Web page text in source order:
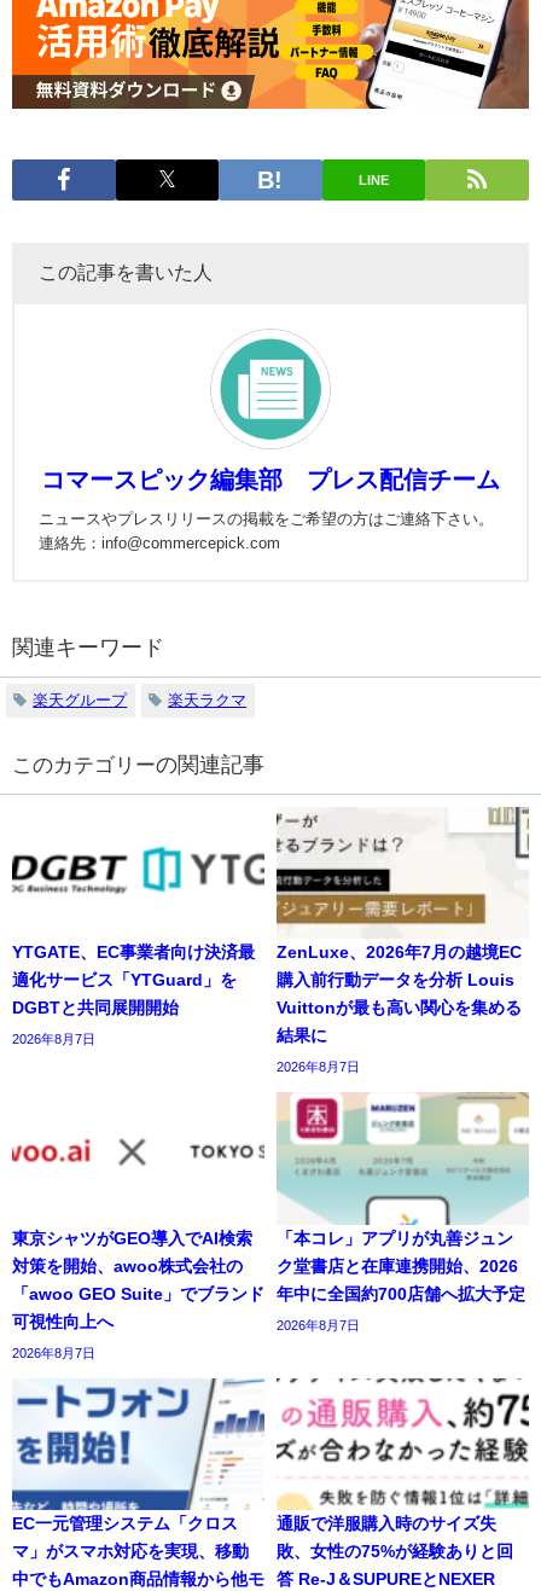
LINE
この記事を書いた人
コマースピック編集部 プレス配信チーム
ニュースやプレスリリースの掲載をご希望の方はご連絡下さい。
連絡先：info@commercepick.com
関連キーワード
楽天グループ 楽天ラクマ
の関連記事
YTGATE、EC事業者向け決済最
適化サービス「YTGuard」を
DGBTと共同展開開始
2026年8月7日
ZenLuxe、2026年7月の越境EC
購入前行動データを分析 Louis
Vuittonが最も高い関心を集める
結果に
2026年8月7日
東京シャツがGEO導入でAI検索
対策を開始、awoo株式会社の
「awoo GEO Suite」でブランド
可視性向上へ
2026年8月7日
「本コレ」アプリが丸善ジュン
ク堂書店と在庫連携開始、2026
年中に全国約700店舗へ拡大予定
2026年8月7日
EC一元管理システム「クロス
マ」がスマホ対応を実現、移動
中でもAmazon商品情報から他モ
通販で洋服購入時のサイズ失
敗、女性の75%が経験ありと回
答 Re-J＆SUPUREとNEXER